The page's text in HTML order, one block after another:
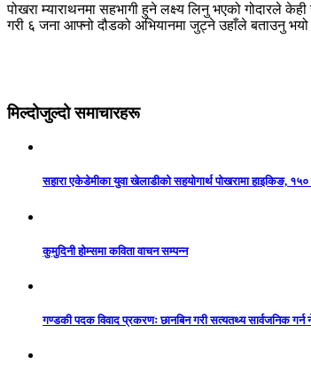
पोखरा म्याराथनमा सहभागी हुने लक्ष्य लिनु भएको गोदारले
गरी ६ जना आफ्नो दौडको अभियानमा जुट्ने उहाँले बताउनु भयो
मिल्दोजुल्दो समाचारहरू
सहारा एकेडेमीका युवा खेलाडीको सहयोगार्थ पोखरामा हाइकिङ, १५०
कुमुदिनी होम्समा कविता वाचन सम्पन्न
गण्डकी पदक विवाद प्रकरणः छानबिन गरी सत्यतथ्य सार्वजनिक